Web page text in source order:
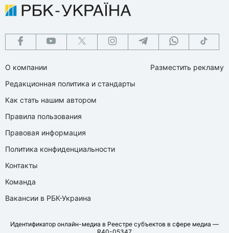
О компании
Редакционная политика и стандарты
Как стать нашим автором
Правила пользования
Правовая информация
Политика конфиденциальности
Контакты
Команда
Вакансии в РБК-Украина
Разместить рекламу
Идентификатор онлайн-медиа в Реестре субъектов в сфере медиа —